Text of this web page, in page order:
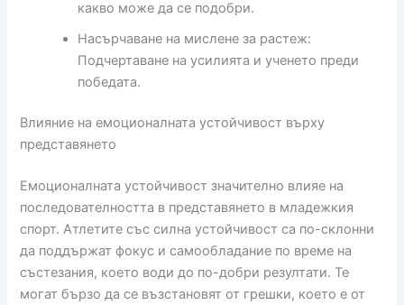
какво може да се подобри.
Насърчаване на мислене за растеж:
Подчертаване на усилията и ученето преди
победата.
Влияние на емоционалната устойчивост върху
представянето
Емоционалната устойчивост значително влияе на
последователността в представянето в младежкия
спорт. Атлетите със силна устойчивост са по-склонни
да поддържат фокус и самообладание по време на
състезания, което води до по-добри резултати. Те
могат бързо да се възстановят от грешки, което е от